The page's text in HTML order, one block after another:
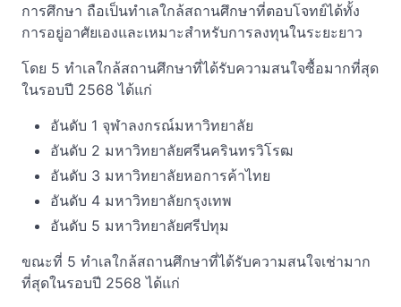
การศึกษา ถือเป็นทำเลใกล้สถานศึกษาที่ตอบโจทย์ได้ทั้ง
การอยู่อาศัยเองและเหมาะสำหรับการลงทุนในระยะยาว
โดย 5 ทำเลใกล้สถานศึกษาที่ได้รับความสนใจซื้อมากที่สุด
ในรอบปี 2568 ได้แก่
อันดับ 1 จุฬาลงกรณ์มหาวิทยาลัย
อันดับ 2 มหาวิทยาลัยศรีนครินทรวิโรฒ
อันดับ 3 มหาวิทยาลัยหอการค้าไทย
อันดับ 4 มหาวิทยาลัยกรุงเทพ
อันดับ 5 มหาวิทยาลัยศรีปทุม
ขณะที่ 5 ทำเลใกล้สถานศึกษาที่ได้รับความสนใจเช่ามาก
ที่สุดในรอบปี 2568 ได้แก่